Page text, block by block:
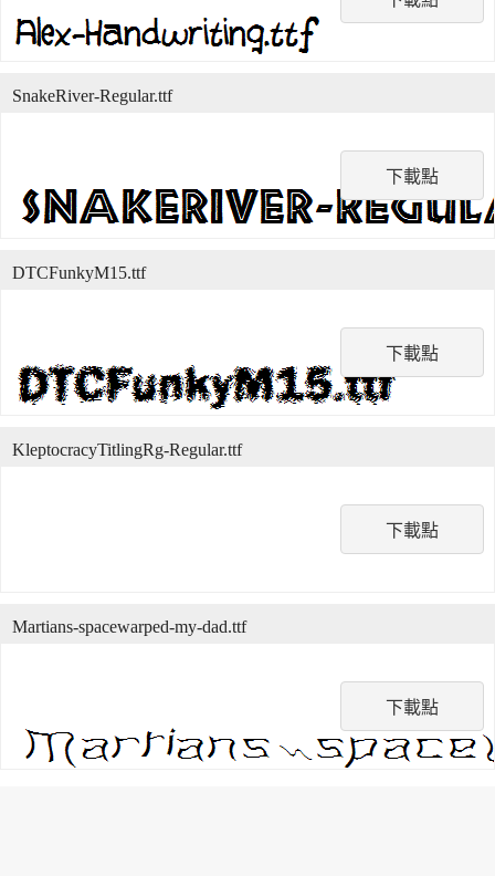
下載點
SnakeRiver-Regular.ttf
下載點
DTCFunkyM15.ttf
下載點
KleptocracyTitlingRg-Regular.ttf
下載點
Martians-spacewarped-my-dad.ttf